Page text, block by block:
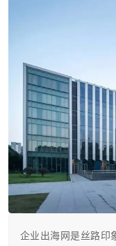
企业出海网是丝路印